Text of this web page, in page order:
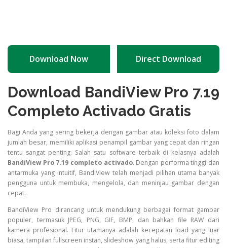
Download Now Direct Download
Download BandiView Pro 7.19
Completo Activado Gratis
Bagi Anda yang sering bekerja dengan gambar atau koleksi foto dalam
jumlah besar, memiliki aplikasi penampil gambar yang cepat dan ringan
tentu sangat penting. Salah satu software terbaik di kelasnya adalah
BandiView Pro 7.19 completo activado. Dengan performa tinggi dan
antarmuka yang intuitif, BandiView telah menjadi pilihan utama banyak
pengguna untuk membuka, mengelola, dan meninjau gambar dengan
cepat.
BandiView Pro dirancang untuk mendukung berbagai format gambar
populer, termasuk JPEG, PNG, GIF, BMP, dan bahkan file RAW dari
kamera profesional. Fitur utamanya adalah kecepatan load yang luar
biasa, tampilan fullscreen instan, slideshow yang halus, serta fitur editing